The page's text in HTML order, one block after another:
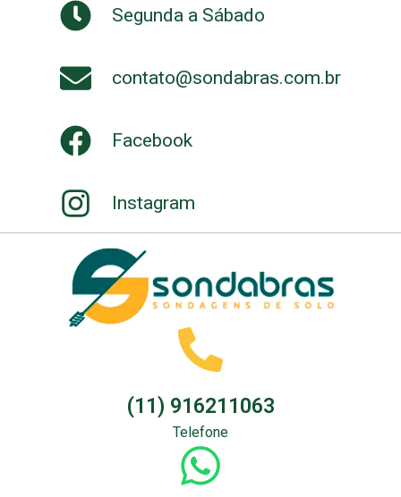
Segunda a Sábado
contato@sondabras.com.br
Facebook
Instagram
(11) 916211063
Telefone